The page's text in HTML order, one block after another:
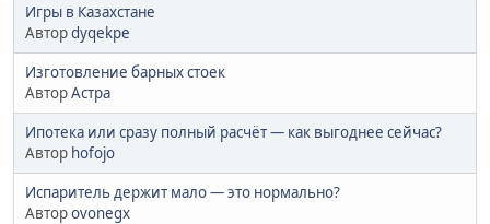
Игры в Казахстане
Авторdyqekpe
Изготовление барных стоек
АвторАстра
Ипотека или сразу полный расчёт — как выгоднее сейчас?
Автор hofojo
Испаритель держит мало — это нормально?
Авторovonegx